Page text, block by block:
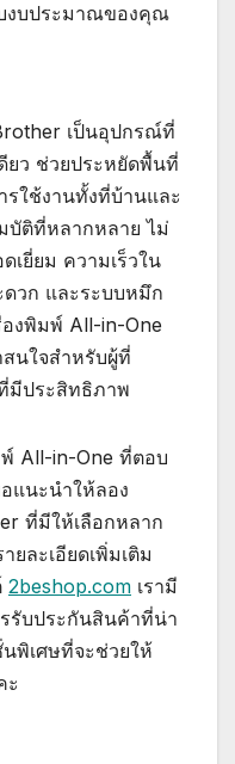
งบประมาณของคุณ
เป็นอุปกรณ์ที่
ยว ช่วยประหยัดพื้นที่
รใช้งานทั้งที่บ้านและ
บัติที่หลากหลาย ไม่
ยี่ยม ความเร็วใน
วก และระบบหมึก
งพิมพ์ All-in-One
นใจสำหรับผู้ที่
มีประสิทธิภาพ
All-in-One ที่ตอบ
แนะนำให้ลอง
ที่มีให้เลือกหลาก
ละเอียดเพิ่มเติม
2beshop.com เรามี
รับประกันสินค้าที่น่า
พิเศษที่จะช่วยให้
ะ